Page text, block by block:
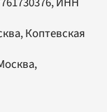
Коптевская
,